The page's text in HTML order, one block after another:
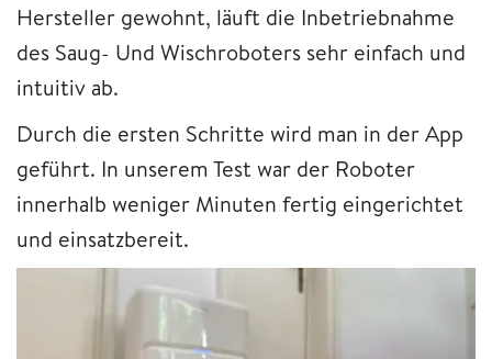
Hersteller gewohnt, läuft die Inbetriebnahme
des Saug- Und Wischroboters sehr einfach und
intuitiv ab.
Durch die ersten Schritte wird man in der App
geführt. In unserem Test war der Roboter
innerhalb weniger Minuten fertig eingerichtet
und einsatzbereit.